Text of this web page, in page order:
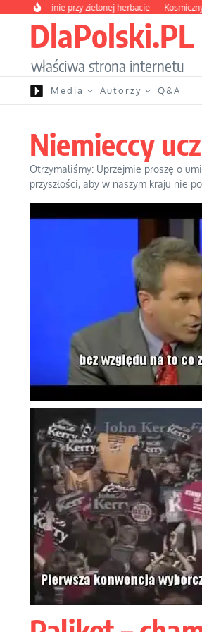
Przejdź do treści
rodzinie przy zielonej herbacie Kosmiczny
DlaPolski.PL
właściwa strona internetu
Media Autorzy Q&A
Niemieccy
Otrzymaliśmy: Uprzejmie proszę o
przyszłości, aby w naszym kraju nie